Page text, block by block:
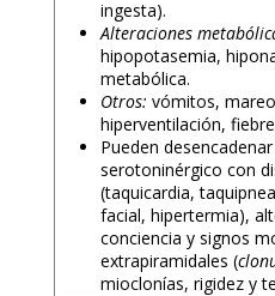
ingesta).
Alteraciones
hipopotasemia,
metabólica.
Otros: vómitos,
hiperventilación,
Pueden
serotoninérgico con
(taquicardia,
facial, hipertermia),
conciencia y signos
extrapiramidales (
mioclonías, rigidez y